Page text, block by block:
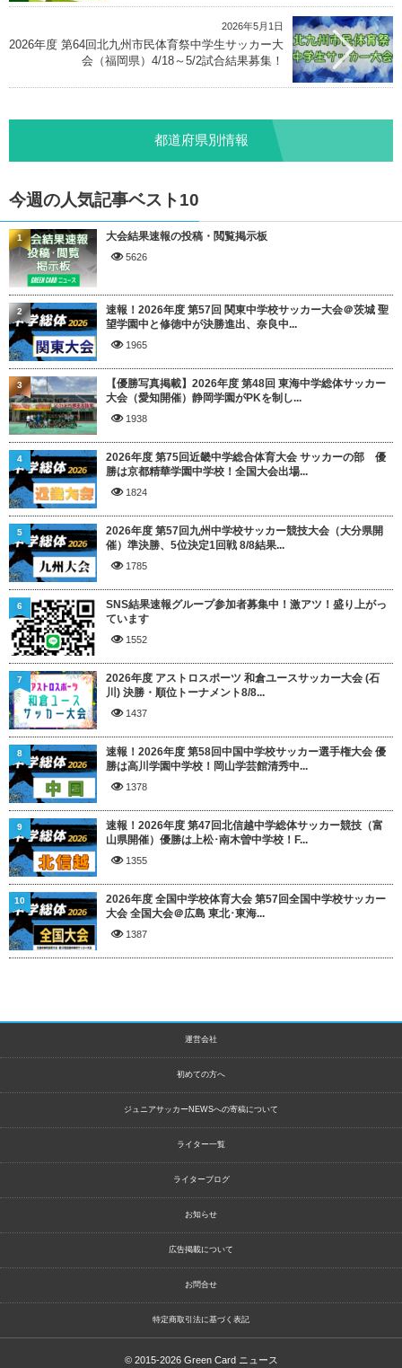
2026年5月1日
2026年度 第64回北九州市民体育祭中学生サッカー大
会（福岡県）4/18～5/2試合結果募集！
都道府県別情報
今週の人気記事ベスト10
大会結果速報の投稿・閲覧掲示板
5626
1
速報！2026年度 第57回 関東中学校サッカー大会＠茨城 聖
望学園中と修徳中が決勝進出、奈良中...
1965
2
【優勝写真掲載】2026年度 第48回 東海中学総体サッカー
大会（愛知開催）静岡学園がPKを制し...
1938
3
2026年度 第75回近畿中学総合体育大会 サッカーの部 優
勝は京都精華学園中学校！全国大会出場...
1824
4
2026年度 第57回九州中学校サッカー競技大会（大分県開
催）準決勝、5位決定1回戦 8/8結果...
1785
5
SNS結果速報グループ参加者募集中！激アツ！盛り上がっ
ています
1552
6
2026年度 アストロスポーツ 和倉ユースサッカー大会 (石
川) 決勝・順位トーナメント8/8...
1437
7
速報！2026年度 第58回中国中学校サッカー選手権大会 優
勝は高川学園中学校！岡山学芸館清秀中...
1378
8
速報！2026年度 第47回北信越中学総体サッカー競技（富
山県開催）優勝は上松･南木曽中学校！F...
1355
9
2026年度 全国中学校体育大会 第57回全国中学校サッカー
大会 全国大会＠広島 東北･東海...
1387
10
運営会社
初めての方へ
ジュニアサッカーNEWSへの寄稿について
ライター一覧
ライターブログ
お知らせ
広告掲載について
お問合せ
特定商取引法に基づく表記
© 2015-2026 Green Card ニュース